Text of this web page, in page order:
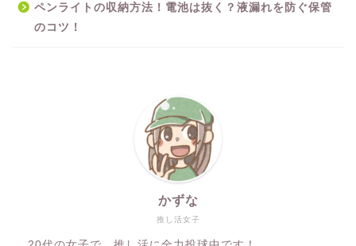
ペンライトの収納方法！電池は抜く？液漏れを防ぐ保管
のコツ！
推し活女子
かずな